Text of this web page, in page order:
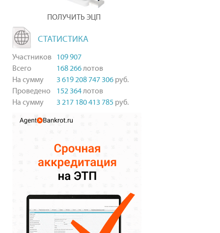
ПОЛУЧИТЬ ЭЦП
СТАТИСТИКА
Участников 109 907
Всего
168 266лотов
На сумму
3 619 208 747 306 руб.
Проведено
152 364лотов
На сумму
3 217 180 413 785 руб.